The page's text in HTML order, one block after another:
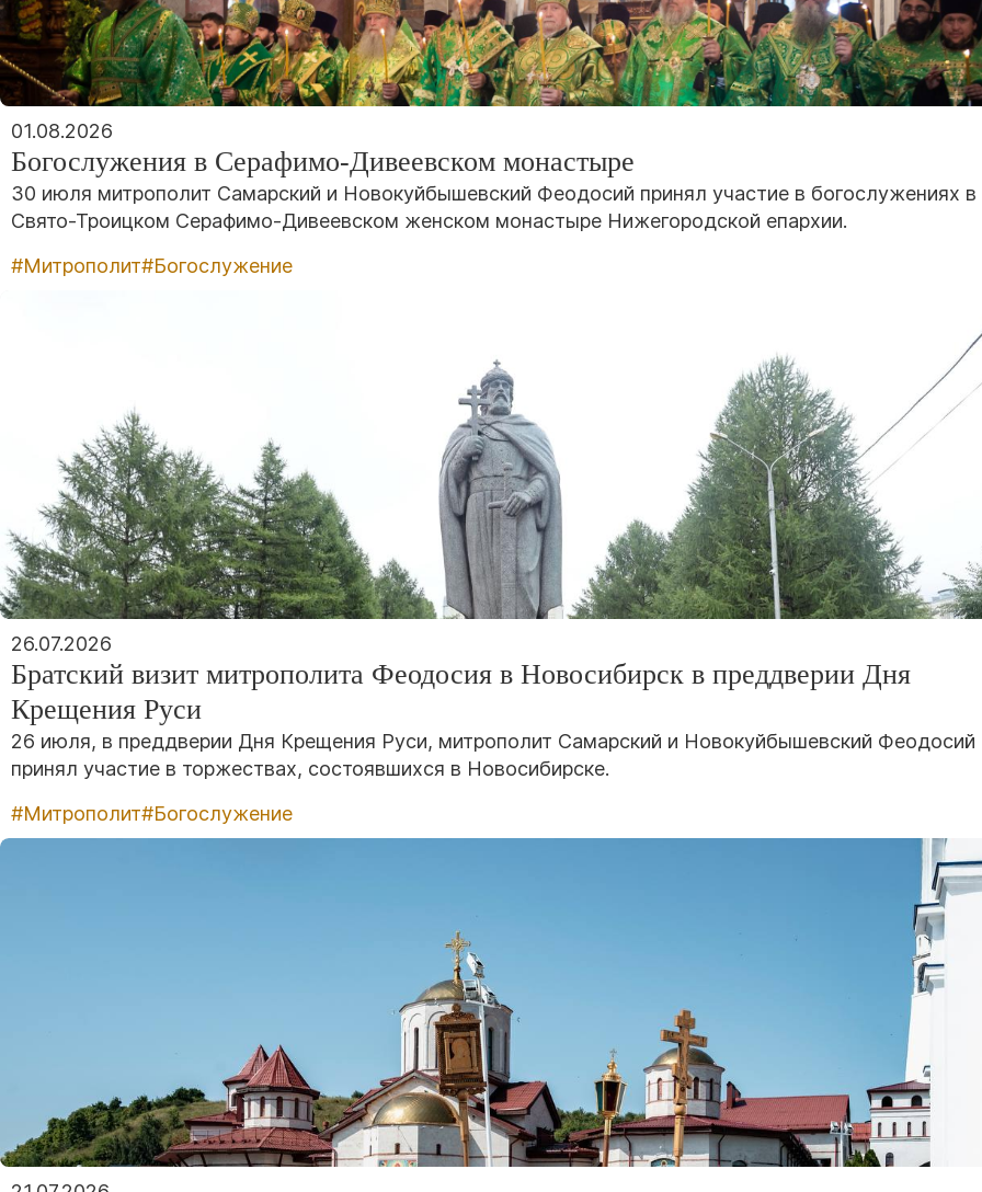
01.08.2026
Богослужения в Серафимо-Дивеевском монастыре
30 июля митрополит Самарский и Новокуйбышевский Феодосий принял участие в богослужениях в
Свято-Троицком Серафимо-Дивеевском женском монастыре Нижегородской епархии.
#Митрополит#Богослужение
26.07.2026
Братский визит митрополита Феодосия в Новосибирск в преддверии Дня
Крещения Руси
26 июля, в преддверии Дня Крещения Руси, митрополит Самарский и Новокуйбышевский Феодосий
принял участие в торжествах, состоявшихся в Новосибирске.
#Митрополит#Богослужение